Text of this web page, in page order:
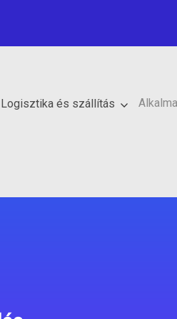
Logisztika és szállítás